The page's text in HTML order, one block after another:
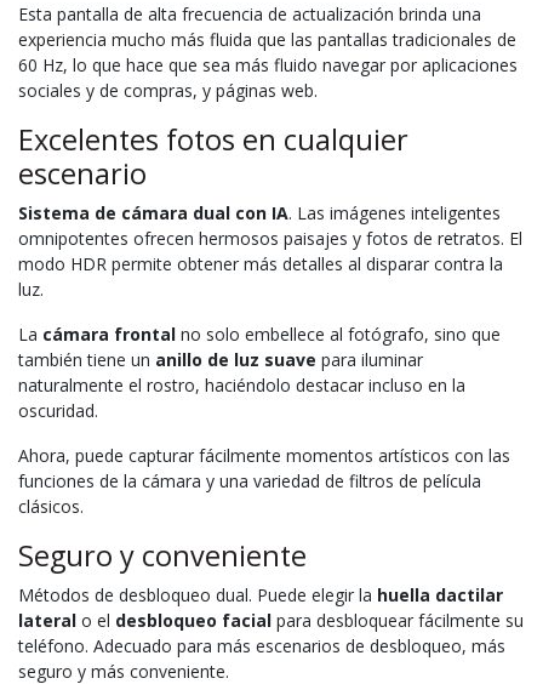
Esta pantalla de alta frecuencia de actualización brinda una
experiencia mucho más fluida que las pantallas tradicionales de
60 Hz, lo que hace que sea más fluido navegar por aplicaciones
sociales y de compras, y páginas web.
Excelentes fotos en cualquier
escenario
Sistema de cámara dual con IA. Las imágenes inteligentes
omnipotentes ofrecen hermosos paisajes y fotos de retratos. El
modo HDR permite obtener más detalles al disparar contra la
luz.
La cámara frontal no solo embellece al fotógrafo, sino que
también tiene un anillo de luz suave para iluminar
naturalmente el rostro, haciéndolo destacar incluso en la
oscuridad.
Ahora, puede capturar fácilmente momentos artísticos con las
funciones de la cámara y una variedad de filtros de película
clásicos.
Seguro y conveniente
Métodos de desbloqueo dual. Puede elegir la huella dactilar
lateral o el desbloqueo facial para desbloquear fácilmente su
teléfono. Adecuado para más escenarios de desbloqueo, más
seguro y más conveniente.